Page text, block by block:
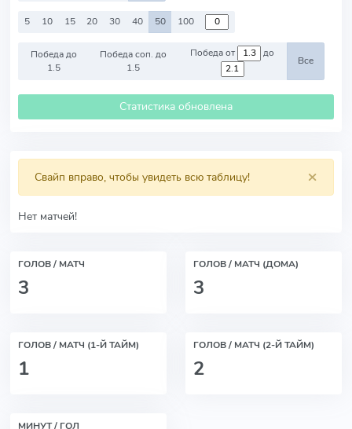
5 10 15 20 30 40 50 100
Победа до
1.5
Победа соп. до
1.5
Победа от до
Все
Статистика обновлена
×
Свайп вправо, чтобы увидеть всю таблицу!
Нет матчей!
ГОЛОВ / МАТЧ
3
ГОЛОВ / МАТЧ (ДОМА)
3
ГОЛОВ / МАТЧ (1-Й ТАЙМ)
1
ГОЛОВ / МАТЧ (2-Й ТАЙМ)
2
МИНУТ / ГОЛ